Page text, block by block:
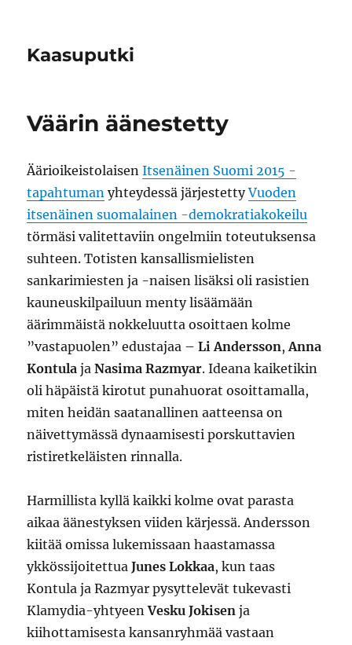
Kaasuputki
Väärin äänestetty
ÄärioikeistolaisenItsenäinen Suomi 2015 -
tapahtuman yhteydessä järjestettyVuoden
itsenäinen suomalainen -demokratiakokeilu
törmäsi valitettaviin ongelmiin toteutuksensa
suhteen. Totisten kansallismielisten
sankarimiesten ja -naisen lisäksi oli rasistien
kauneuskilpailuun menty lisäämään
äärimmäistä nokkeluutta osoittaen kolme
”vastapuolen” edustajaa –Li Andersson,Anna
Kontula jaNasima Razmyar. Ideana kaiketikin
oli häpäistä kirotut punahuorat osoittamalla,
miten heidän saatanallinen aatteensa on
näivettymässä dynaamisesti porskuttavien
ristiretkeläisten rinnalla.
Harmillista kyllä kaikki kolme ovat parasta
aikaa äänestyksen viiden kärjessä. Andersson
kiitää omissa lukemissaan haastamassa
ykkössijoitettuaJunes Lokkaa, kun taas
Kontula ja Razmyar pysyttelevät tukevasti
Klamydia-yhtyeenVesku Jokisen ja
kiihottamisesta kansanryhmää vastaan